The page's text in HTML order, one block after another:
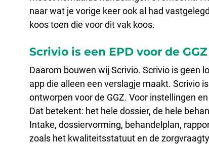
naar wat je vorige keer ook al had
koos toen die voor dit vak koos.
Scrivio is een EPD voor de GGZ
Daarom bouwen wij Scrivio. Scrivio is geen
app die alleen een verslagje maakt. Scrivio
ontworpen voor de GGZ. Voor instellingen
Dat betekent: het hele dossier, de hele
Intake, dossiervorming, behandelplan,
zoals het kwaliteitsstatuut en de